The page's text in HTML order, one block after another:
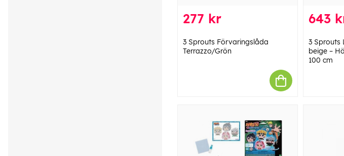
277 kr
3 Sprouts Förvaringslåda
Terrazzo/Grön
643
3 Sprouts
beige –
100 cm